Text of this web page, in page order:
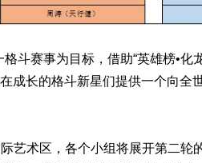
赛事为目标，借助“英雄榜•化
成长的格斗新星们提供一个向全
术区，各个小组将展开第二轮